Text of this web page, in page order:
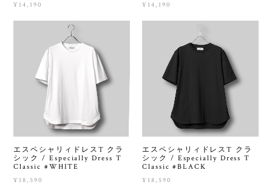
¥14,190 ¥14,190
エスペシャリィドレスT クラ
シック / Especially Dress T
Classic #WHITE
¥18,590
エスペシャリィドレスT クラ
シック / Especially Dress T
Classic #BLACK
¥18,590